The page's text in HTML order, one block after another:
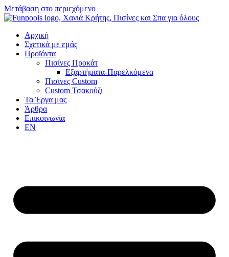
Μετάβαση στο περιεχόμενο
Αρχική
Σχετικά με εμάς
Προϊόντα
Πισίνες Προκάτ
Εξαρτήματα-Παρελκόμενα
Πισίνες Custom
Custom Τσακούζι
Τα Έργα μας
Άρθρα
Επικοινωνία
EN